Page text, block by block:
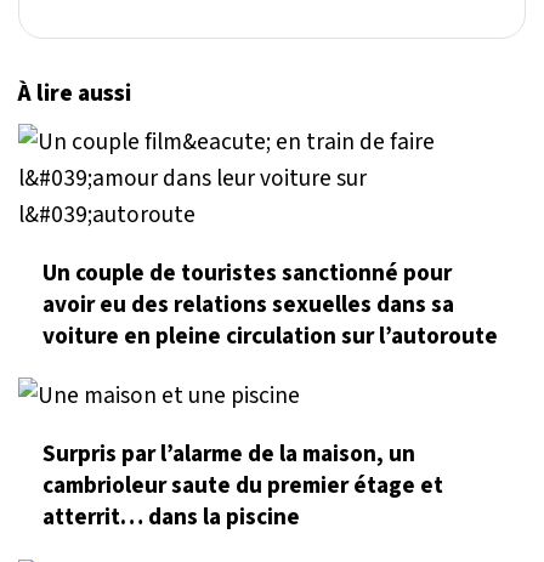
À lire aussi
Un couple de touristes sanctionné pour
avoir eu des relations sexuelles dans sa
voiture en pleine circulation sur l’autoroute
Surpris par l’alarme de la maison, un
cambrioleur saute du premier étage et
atterrit… dans la piscine